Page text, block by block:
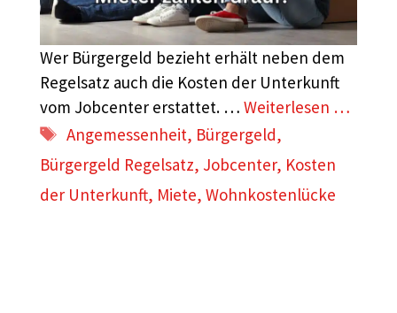
Wer Bürgergeld bezieht erhält neben dem
Regelsatz auch die Kosten der Unterkunft
vom Jobcenter erstattet. … Weiterlesen …
Schlagwörter
Angemessenheit, Bürgergeld,
Bürgergeld Regelsatz, Jobcenter, Kosten
der Unterkunft, Miete, Wohnkostenlücke